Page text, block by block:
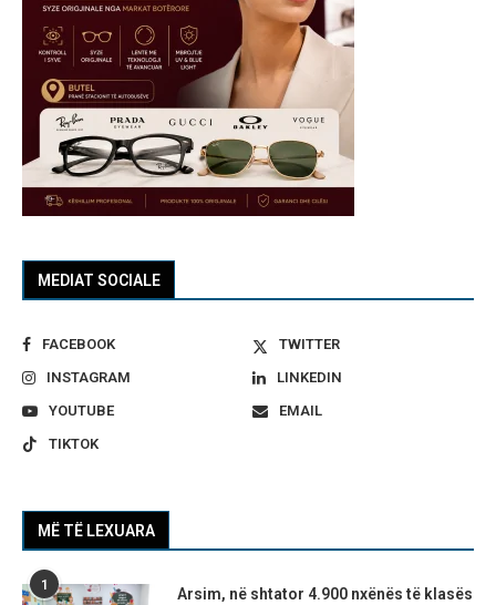
MEDIAT SOCIALE
FACEBOOK
TWITTER
INSTAGRAM
LINKEDIN
YOUTUBE
EMAIL
TIKTOK
MË TË LEXUARA
1
Arsim, në shtator 4.900 nxënës të klasës